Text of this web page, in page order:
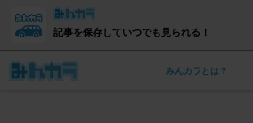
記事を保存していつでも見られる！
みんカラとは？